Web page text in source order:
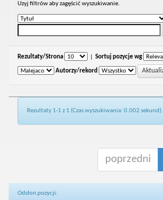
Uzyj filtrów aby zagęścić wyszukiwanie.
Rezultaty/Strona Sortuj pozycje wg
Autorzy/rekord
Rezultaty 1-1 z 1 (Czas wyszukiwania: 0.002 sekund).
poprzedni
Odsłon pozycji: